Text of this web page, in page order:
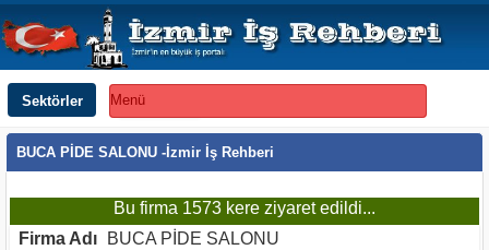
Sektörler Menü
BUCA PİDE SALONU -İzmir İş Rehberi
Bu firma 1573 kere ziyaret edildi...
Firma Adı
BUCA PİDE SALONU